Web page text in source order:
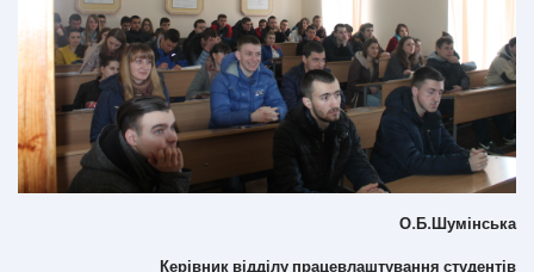
О.Б.Шумінська
Керівник відділу працевлаштування студентів